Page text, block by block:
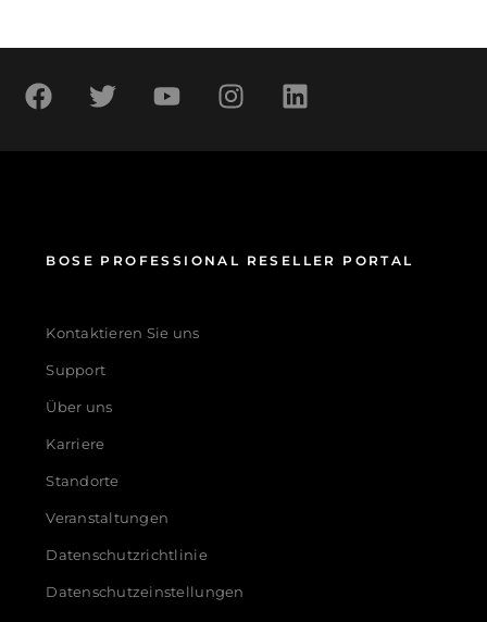
BOSE PROFESSIONAL RESELLER PORTAL
Kontaktieren Sie uns
Support
Über uns
Karriere
Standorte
Veranstaltungen
Datenschutzrichtlinie
Datenschutzeinstellungen